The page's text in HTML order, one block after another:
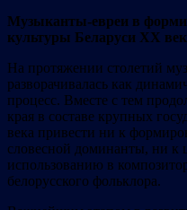
Музыканты-евреи в
культуры Беларуси ХХ
На протяжении столетий
разворачивалась как
процесс. Вместе с тем
края в составе крупных
века привести ни к
словесной доминанты, ни к
использованию в
белорусского фольклора.